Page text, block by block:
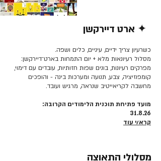
✦ ארט דיירקשן
כשרעיון צריך ידיים, עיניים, כלים ושפה.
מסלול רעיונאות מלא + יום התמחות בארט־דיירקשן:
מפרקים רעיונות, בונים שפות חזותיות, עובדים עם דימוי,
קומפוזיציה, צבע, תנועה ומערכות בינה - והופכים
מחשבה לקריאייטיב שנראה, מרגיש ועובד.
מועד פתיחת תוכנית הלימודים הקרובה:
31.8.26
קרא/י עוד
מסלולי התאוצה